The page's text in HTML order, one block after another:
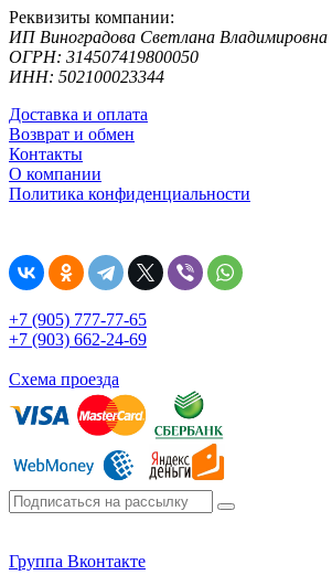
Реквизиты компании:
ИП Виноградова Светлана Владимировна
ОГРН: 314507419800050
ИНН: 502100023344
Доставка и оплата
Возврат и обмен
Контакты
О компании
Политика конфиденциальности
+7 (905) 777-77-65
+7 (903) 662-24-69
Схема проезда
Группа Вконтакте